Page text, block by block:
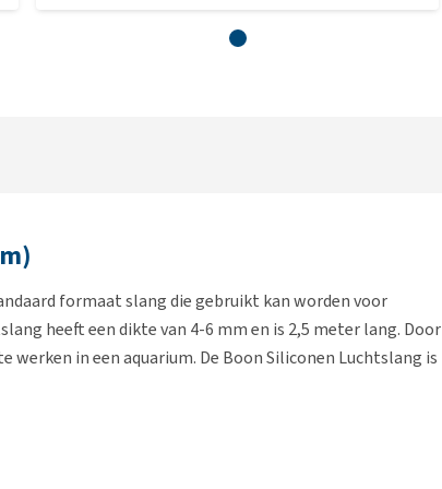
formaat slang die gebruikt kan worden voor
heeft een dikte van 4-6 mm en is 2,5 meter lang. Door
in een aquarium. De Boon Siliconen Luchtslang is